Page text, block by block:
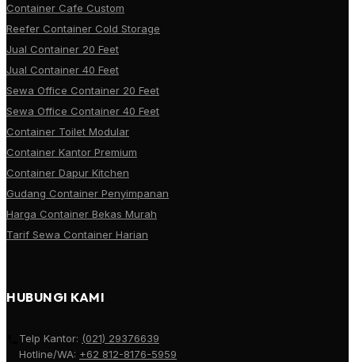
Container Cafe Custom
Reefer Container Cold Storage
Jual Container 20 Feet
Jual Container 40 Feet
Sewa Office Container 20 Feet
Sewa Office Container 40 Feet
Container Toilet Modular
Container Kantor Premium
Container Dapur Kitchen
Gudang Container Penyimpanan
Harga Container Bekas Murah
Tarif Sewa Container Harian
HUBUNGI KAMI
Telp Kantor: (021) 29376639
Hotline/WA: +62 812-8176-5959